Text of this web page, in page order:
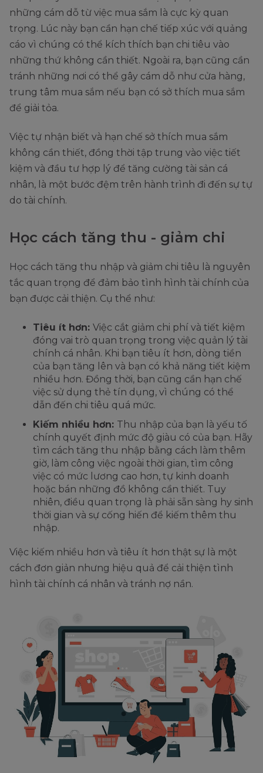
những cám dỗ từ việc mua sắm là cực kỳ quan
trọng. Lúc này bạn cần hạn chế tiếp xúc với quảng
cáo vì chúng có thể kích thích bạn chi tiêu vào
những thứ không cần thiết. Ngoài ra, bạn cũng cần
tránh những nơi có thể gây cám dỗ như cửa hàng,
trung tâm mua sắm nếu bạn có sở thích mua sắm
để giải tỏa.
Việc tự nhận biết và hạn chế sở thích mua sắm
không cần thiết, đồng thời tập trung vào việc tiết
kiệm và đầu tư hợp lý để tăng cường tài sản cá
nhân, là một bước đệm trên hành trình đi đến sự tự
do tài chính.
Học cách tăng thu - giảm chi
Học cách tăng thu nhập và giảm chi tiêu là nguyên
tắc quan trọng để đảm bảo tình hình tài chính của
bạn được cải thiện. Cụ thể như:
Tiêu ít hơn: Việc cắt giảm chi phí và tiết kiệm
đóng vai trò quan trọng trong việc quản lý tài
chính cá nhân. Khi bạn tiêu ít hơn, dòng tiền
của bạn tăng lên và bạn có khả năng tiết kiệm
nhiều hơn. Đồng thời, bạn cũng cần hạn chế
việc sử dụng thẻ tín dụng, vì chúng có thể
dẫn đến chi tiêu quá mức.
Kiếm nhiều hơn: Thu nhập của bạn là yếu tố
chính quyết định mức độ giàu có của bạn. Hãy
tìm cách tăng thu nhập bằng cách làm thêm
giờ, làm công việc ngoài thời gian, tìm công
việc có mức lương cao hơn, tự kinh doanh
hoặc bán những đồ không cần thiết. Tuy
nhiên, điều quan trọng là phải sẵn sàng hy sinh
thời gian và sự cống hiến để kiếm thêm thu
nhập.
Việc kiếm nhiều hơn và tiêu ít hơn thật sự là một
cách đơn giản nhưng hiệu quả để cải thiện tình
hình tài chính cá nhân và tránh nợ nần.